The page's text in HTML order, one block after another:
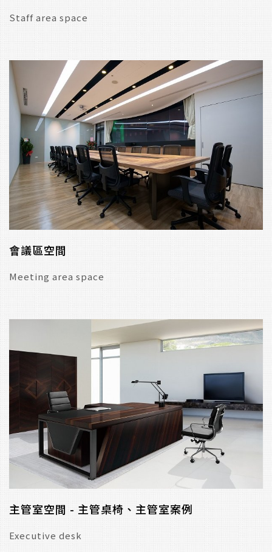
Staff area space
會議區空間
Meeting area space
主管室空間 - 主管桌椅、主管室案例
Executive desk